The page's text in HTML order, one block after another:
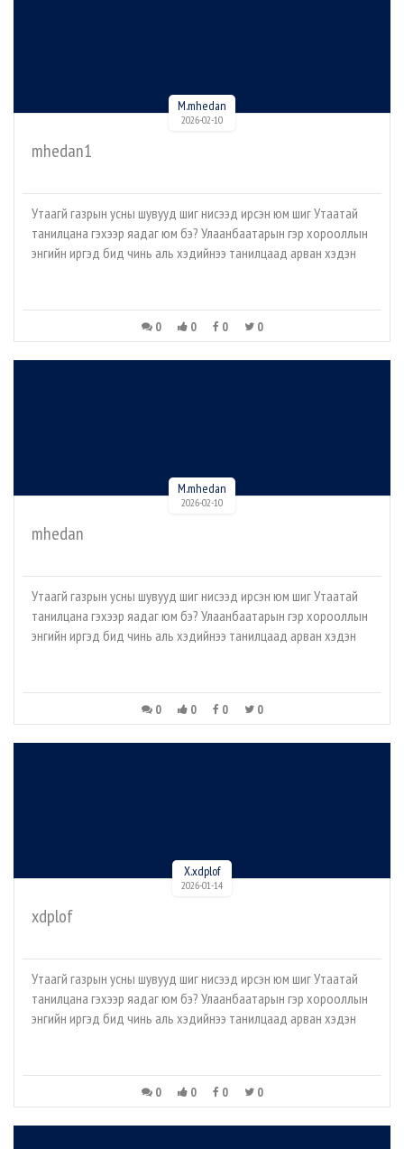
M.mhedan
2026-02-10
mhedan1
Утаагүй газрын усны шувууд шиг нисээд ирсэн юм шиг Утаатай
танилцана гэхээр яадаг юм бэ? Улаанбаатарын гэр хорооллын
энгийн иргэд бид чинь аль хэдийнээ танилцаад арван хэдэн
0 0 0 0
M.mhedan
2026-02-10
mhedan
Утаагүй газрын усны шувууд шиг нисээд ирсэн юм шиг Утаатай
танилцана гэхээр яадаг юм бэ? Улаанбаатарын гэр хорооллын
энгийн иргэд бид чинь аль хэдийнээ танилцаад арван хэдэн
0 0 0 0
X.xdplof
2026-01-14
xdplof
Утаагүй газрын усны шувууд шиг нисээд ирсэн юм шиг Утаатай
танилцана гэхээр яадаг юм бэ? Улаанбаатарын гэр хорооллын
энгийн иргэд бид чинь аль хэдийнээ танилцаад арван хэдэн
0 0 0 0